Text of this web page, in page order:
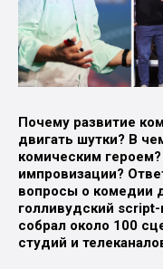
Почему развитие
двигать шутки? В
комическим
импровизации?
вопросы о комедии
голливудский
собрал около 100
студий и